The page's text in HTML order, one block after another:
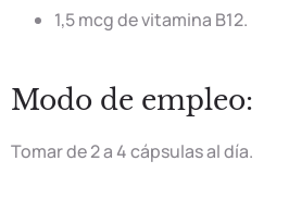
1,5 mcg de vitamina B12.
Modo de empleo:
Tomar de 2 a 4 cápsulas al día.